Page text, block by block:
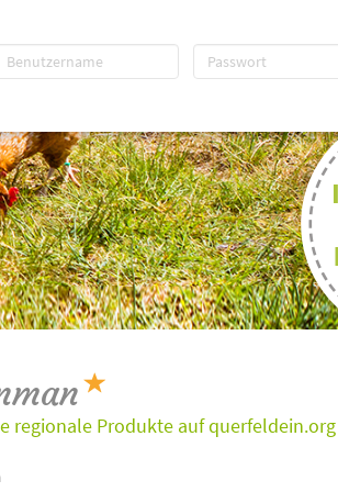
regionale Produkte auf querfeldein.org